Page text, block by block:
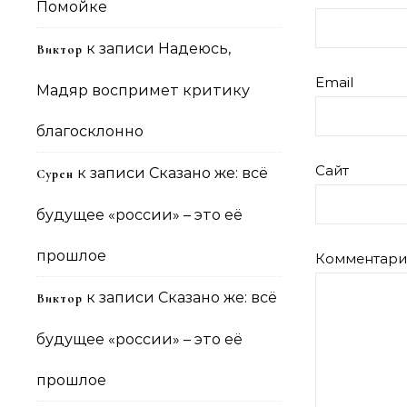
Помойке
Виктор к записи Надеюсь,
Мадяр воспримет критику
благосклонно
Сурен к записи Сказано же: всё
будущее «россии» – это её
прошлое
Виктор к записи Сказано же: всё
будущее «россии» – это её
прошлое
Email
Сайт